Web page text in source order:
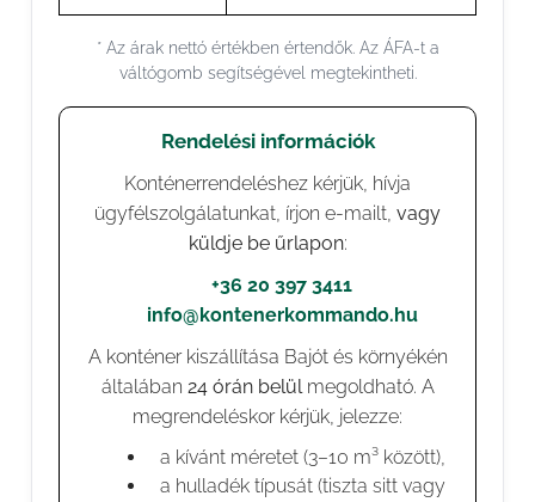
* Az árak nettó értékben értendők. Az ÁFA-t a
váltógomb segítségével megtekintheti.
Rendelési információk
Konténerrendeléshez kérjük, hívja
ügyfélszolgálatunkat, írjon e-mailt, vagy
küldje be űrlapon:
+36 20 397 3411
info@kontenerkommando.hu
A konténer kiszállítása Bajót és környékén
általában 24 órán belülmegoldható. A
megrendeléskor kérjük, jelezze:
a kívánt méretet (3–10 m³ között),
a hulladék típusát (tiszta sitt vagy